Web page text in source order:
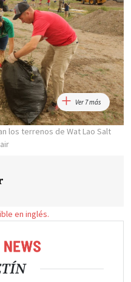
Ver 7 más
los terrenos de Wat Lao Salt
en inglés.